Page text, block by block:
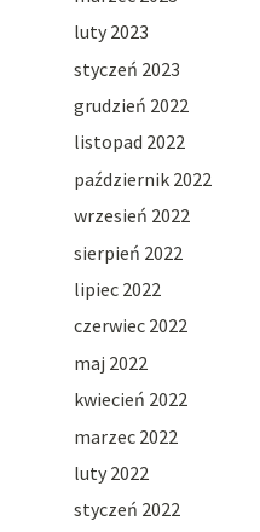
luty 2023
styczeń 2023
grudzień 2022
listopad 2022
październik 2022
wrzesień 2022
sierpień 2022
lipiec 2022
czerwiec 2022
maj 2022
kwiecień 2022
marzec 2022
luty 2022
styczeń 2022